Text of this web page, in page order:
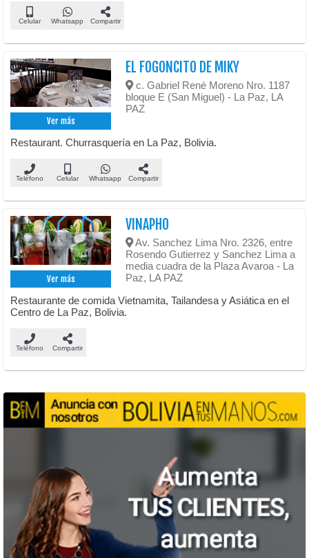
Celular Whatsapp Compartir
Ver más
EL FOGONCITO DE MIKY
c. Gabriel René Moreno Nro. 1187
bloque E (San Miguel) - La Paz, LA
PAZ
Restaurant. Churrasquería en La Paz, Bolivia.
Teléfono Celular Whatsapp Compartir
Ver más
VINAPHO
Av. Sanchez Lima Nro. 2326, entre
Rosendo Gutierrez y Sanchez Lima a
media cuadra de la Plaza Avaroa - La
Paz, LA PAZ
Restaurante de comida Vietnamita, Tailandesa y Asiática en el
Centro de La Paz, Bolivia.
Teléfono Compartir